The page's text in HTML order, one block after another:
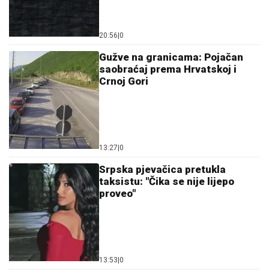
20:56 0
Gužve na granicama: Pojačan
saobraćaj prema Hrvatskoj i
Crnoj Gori
13:27 0
Srpska pjevačica pretukla
taksistu: "Čika se nije lijepo
proveo"
13:53 0